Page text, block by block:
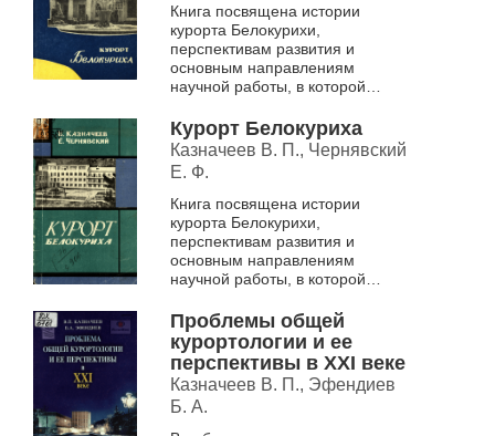
Книга посвящена истории
курорта Белокурихи,
перспективам развития и
основным направлениям
научной работы, в которой
Большое внимание уделяется
характеристике радиоактивных
леч...
Курорт Белокуриха
Казначеев В. П., Чернявский
Е. Ф.
Книга посвящена истории
курорта Белокурихи,
перспективам развития и
основным направлениям
научной работы, в которой
Большое внимание уделяется
характеристике радиоактивных
леч...
Проблемы общей
курортологии и ее
перспективы в XXI веке
Казначеев В. П., Эфендиев
Б. А.